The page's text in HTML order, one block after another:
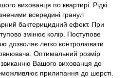
вихованця по квартирі. Рідкі
всередині гранул
бактерицидний ефект. При
змінює колір. Поступове
дозволяє легко контролювати
Оптимальний розмір
Вашого вихованця до
прилипання до шерсті.